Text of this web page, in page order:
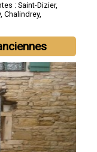
: Saint-Dizier,
, Chalindrey,